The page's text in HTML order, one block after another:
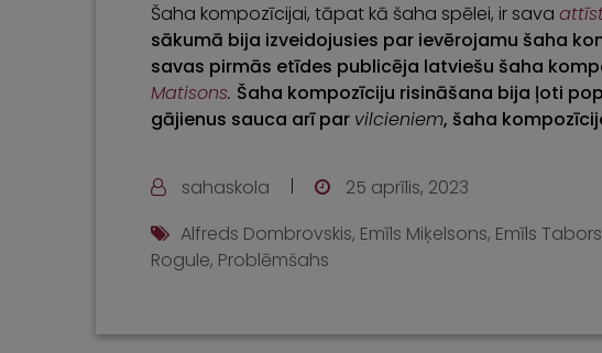
Šaha kompozīcijai, tāpat kā šaha spēlei, ir sava
sākumā bija izveidojusies par ievērojamu šaha
savas pirmās etīdes publicēja latviešu šaha
Matisons. Šaha kompozīciju risināšana bija ļoti
gājienus sauca arī par vilcieniem, šaha
sahaskola
25 aprīlis, 2023
Alfreds Dombrovskis, Emīls Miķelsons, Emīls Tabors
Rogule, Problēmšahs